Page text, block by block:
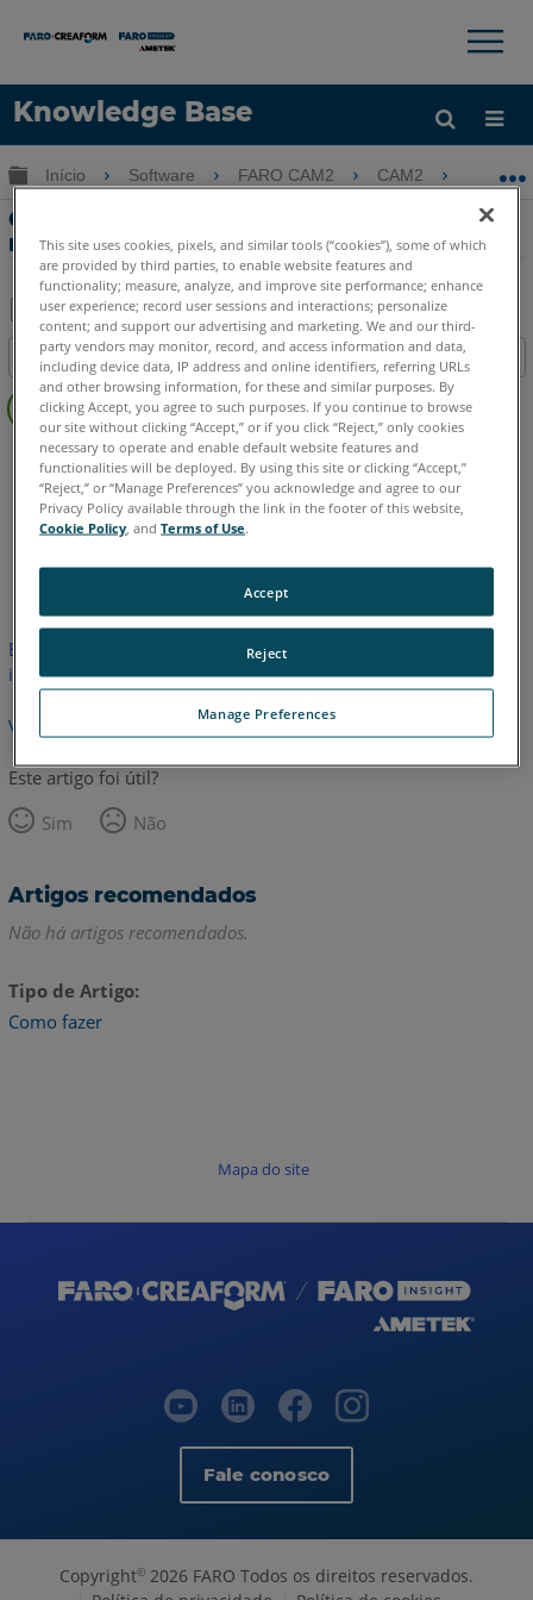
Knowledge Base
Idioma
Obter ajuda ENTRAR
×
Expandir/recolher hierarquia global
Início Software FARO CAM2 CAM2
Opções avançadas de extração de
recursos no CAM2
Salvar
como
PDF
Índice
Sem
cabeçalhos
CAM2 2026 2025 2024 2023 2021 2020 2019
Inglês
Este artigo não foi traduzido.Clique aqui para ver a versão em
inglês.
Voltar para o topo
Este artigo foi útil?
Sim
Não
Artigos recomendados
Não há artigos recomendados.
Tipo de Artigo
Como fazer
Mapa do site
Fale conosco
Copyright© 2026 FARO Todos os direitos reservados.
This site uses cookies, pixels, and similar tools (“cookies”), some of which
are provided by third parties, to enable website features and
functionality; measure, analyze, and improve site performance; enhance
user experience; record user sessions and interactions; personalize
content; and support our advertising and marketing. We and our third-
party vendors may monitor, record, and access information and data,
including device data, IP address and online identifiers, referring URLs
and other browsing information, for these and similar purposes. By
clicking Accept, you agree to such purposes. If you continue to browse
our site without clicking “Accept,” or if you click “Reject,” only cookies
necessary to operate and enable default website features and
functionalities will be deployed. By using this site or clicking “Accept,”
“Reject,” or “Manage Preferences” you acknowledge and agree to our
Privacy Policy available through the link in the footer of this website,
Cookie Policy , andTerms of Use.
Manage Preferences
Reject
Accept